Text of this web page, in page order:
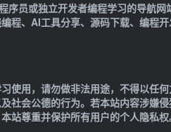
员或独立开发者编程学习的导航网
程、AI工具分享、源码下载、编程
使用，请勿做非法用途，不得以任
社会公德的行为。若本站内容涉嫌
站尊重并保护所有用户的个人隐私权